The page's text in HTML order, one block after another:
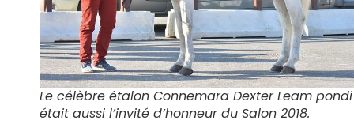
Le célèbre étalon Connemara Dexter Leam pondi
était aussi l’invité d’honneur du Salon 2018.